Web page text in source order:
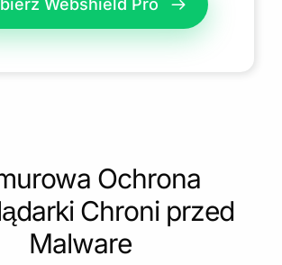
Webshield Pro
Ochrona
Chroni przed
Malware